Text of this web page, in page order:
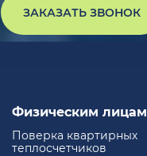
ЗАКАЗАТЬ ЗВОНОК
Физическим лицам
Поверка квартирных
теплосчетчиков